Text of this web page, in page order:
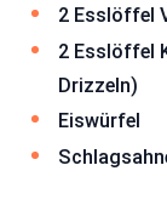
2 Esslöffel
2 Esslöffel
Drizzeln)
Eiswürfel